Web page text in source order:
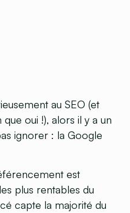
au SEO (et
oui !), alors il y a un
ignorer : la Google
est
plus rentables du
capte la majorité du